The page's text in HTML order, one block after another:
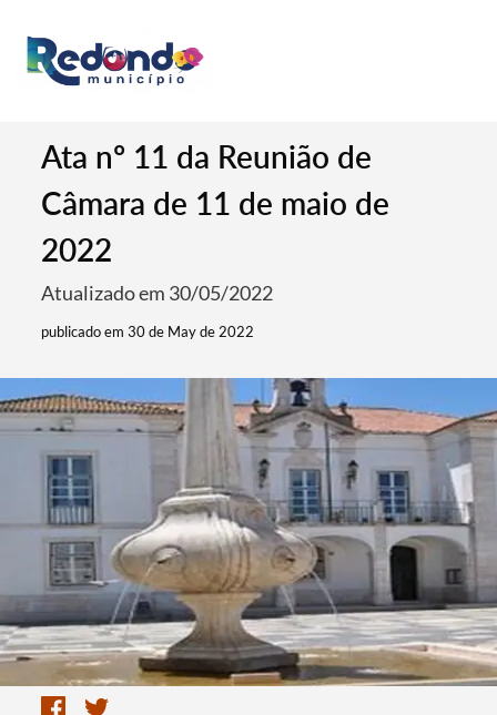
Ata nº 11 da Reunião de
Câmara de 11 de maio de
2022
Atualizado em 30/05/2022
publicado em 30 de May de 2022